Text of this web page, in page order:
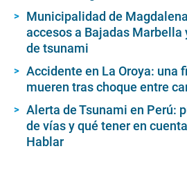
Municipalidad de
accesos a Bajadas Marbella
de tsunami
Accidente en La Oroya: una
mueren tras choque entre
Alerta de Tsunami en Perú:
de vías y qué tener en
Hablar